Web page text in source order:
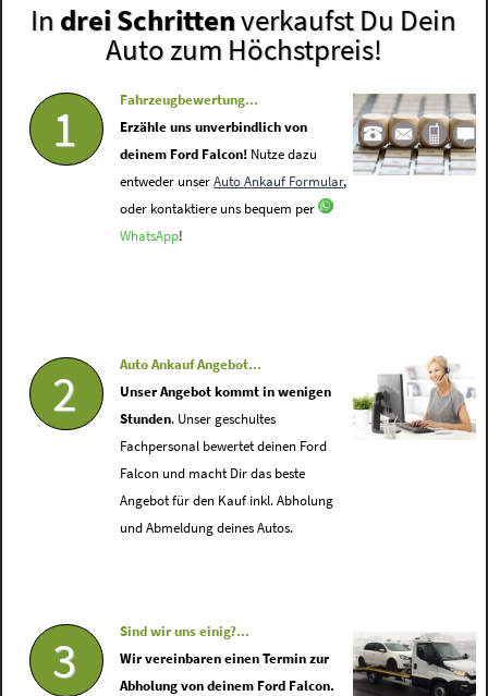
In drei Schrittenverkaufst Du Dein
Auto zum Höchstpreis!
1
Fahrzeugbewertung...
Erzähle uns unverbindlich von
deinem Ford Falcon! Nutze dazu
entweder unserAuto Ankauf Formular,
oder kontaktiere uns bequem per
WhatsApp!
2
Auto Ankauf Angebot...
Unser Angebot kommt in wenigen
Stunden. Unser geschultes
Fachpersonal bewertet deinen Ford
Falcon und macht Dir das beste
Angebot für den Kauf inkl. Abholung
und Abmeldung deines Autos.
3
Sind wir uns einig?...
Wir vereinbaren einen Termin zur
Abholung von deinem Ford Falcon.